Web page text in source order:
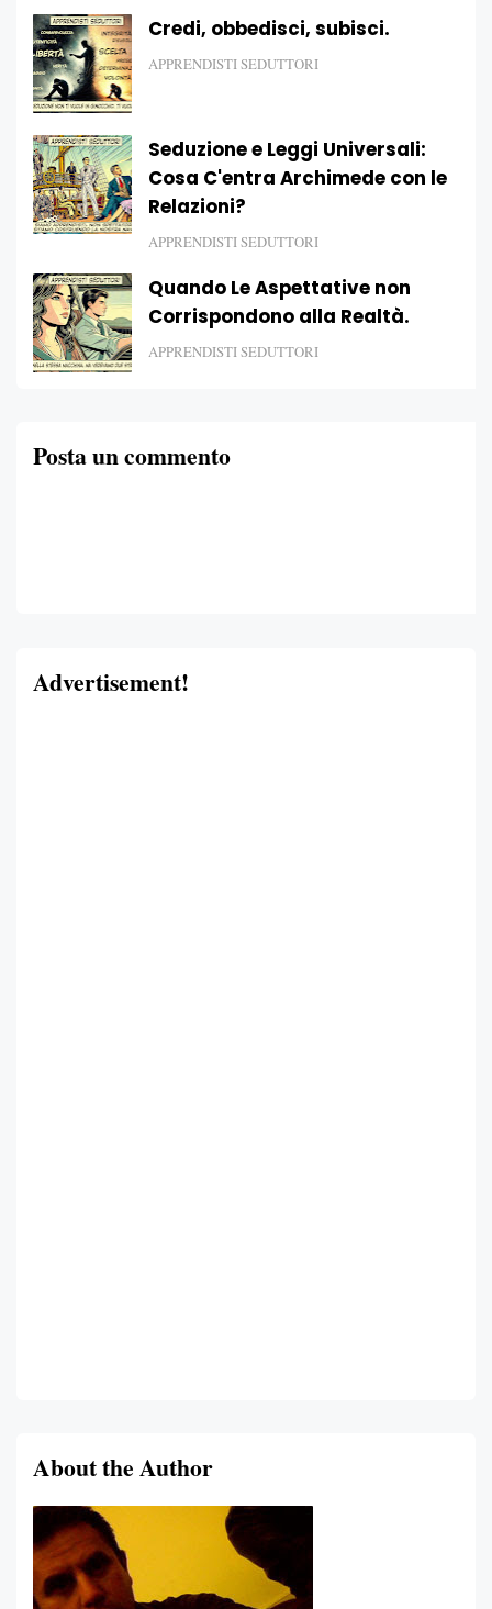
Credi, obbedisci, subisci.
APPRENDISTI SEDUTTORI
Seduzione e Leggi Universali:
Cosa C'entra Archimede con le
Relazioni?
APPRENDISTI SEDUTTORI
Quando Le Aspettative non
Corrispondono alla Realtà.
APPRENDISTI SEDUTTORI
Posta un commento
Advertisement!
About the Author